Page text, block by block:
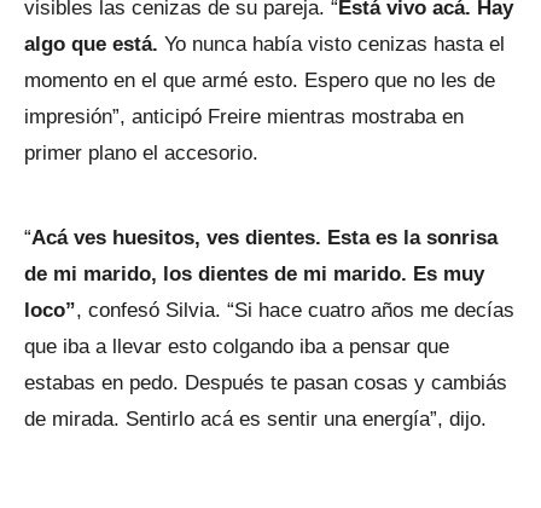
visibles las cenizas de su pareja. “Está vivo acá. Hay
algo que está. Yo nunca había visto cenizas hasta el
momento en el que armé esto. Espero que no les de
impresión”, anticipó Freire mientras mostraba en
primer plano el accesorio.
“Acá ves huesitos, ves dientes. Esta es la sonrisa
de mi marido, los dientes de mi marido. Es muy
loco”, confesó Silvia. “Si hace cuatro años me decías
que iba a llevar esto colgando iba a pensar que
estabas en pedo. Después te pasan cosas y cambiás
de mirada. Sentirlo acá es sentir una energía”, dijo.